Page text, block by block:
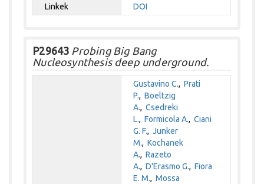
Linkek
DOI
P29643 Probing Big Bang
Nucleosynthesis deep underground.
Gustavino C.,Prati
P.,Boeltzig
A.,Csedreki
L.,Formicola A.,Ciani
G. F.,Junker
M.,Kochanek
A.,Razeto
A.,D'Erasmo G.,Fiora
E. M.,Mossa